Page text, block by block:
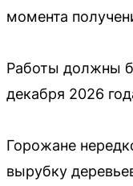
момента
Работы должны
декабря 2026
Горожане
вырубку